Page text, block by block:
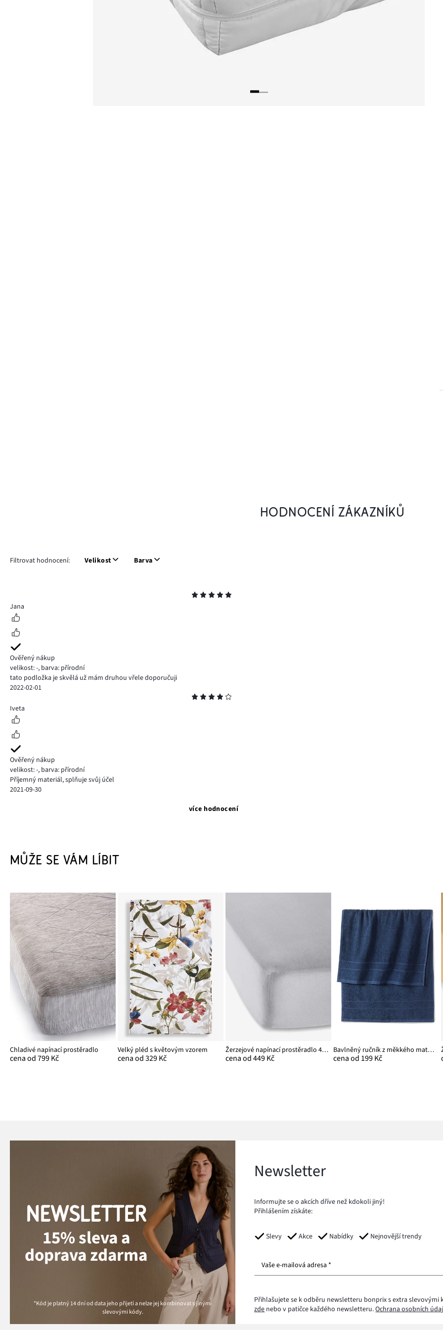
HODNOCENÍ ZÁKAZNÍKŮ
Filtrovat hodnocení: Velikost Barva
5
Jana
Ověřený nákup
velikost: -, barva: přírodní
tato podložka je skvělá už mám druhou vřele doporučuji
2022-02-01
4
Iveta
Ověřený nákup
velikost: -, barva: přírodní
Příjemný materiál, splňuje svůj účel
2021-09-30
více hodnocení
MŮŽE SE VÁM LÍBIT
Chladivé napínací prostěradlo
cena od 799 Kč
Velký pléd s květovým vzorem
cena od 329 Kč
Žerzejové napínací prostěradlo 40 cm
cena od 449 Kč
Bavlněný ručník z měkkého materiálu
cena od 199 Kč
NEWSLETTER
15% sleva a
doprava zdarma
*Kód je platný 14 dní od data jeho přijetí a nelze jej kombinovat s jinými
slevovými kódy.
Newsletter
Informujte se o akcích dříve než kdokoli jiný!
Přihlášením získáte:
Slevy Akce Nabídky Nejnovější trendy
Vaše e-mailová adresa *
Přihlašujete se k odběru newsletteru bonprix s extra
zde nebo v patičce každého newsletteru.Ochrana osobních